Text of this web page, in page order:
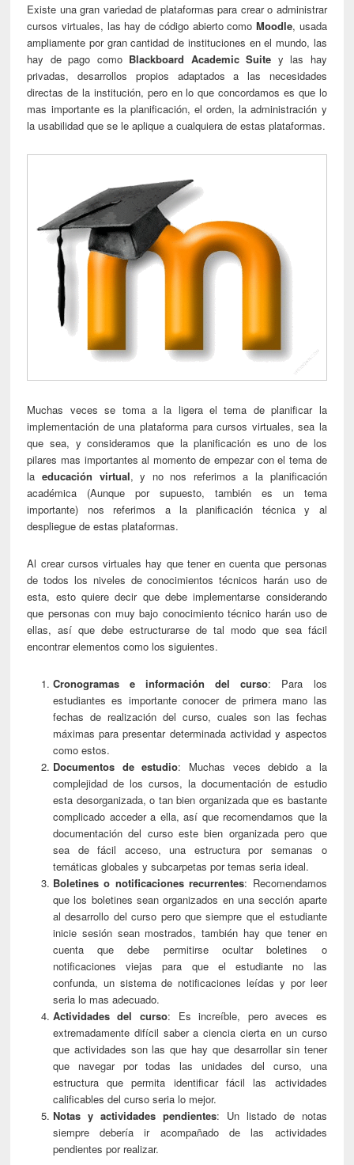
Existe una gran variedad de plataformas para crear o administrar
cursos virtuales, las hay de código abierto como Moodle, usada
ampliamente por gran cantidad de instituciones en el mundo, las
hay de pago como Blackboard Academic Suite y las hay
privadas, desarrollos propios adaptados a las necesidades
directas de la institución, pero en lo que concordamos es que lo
mas importante es la planificación, el orden, la administración y
la usabilidad que se le aplique a cualquiera de estas plataformas.
Muchas veces se toma a la ligera el tema de planificar la
implementación de una plataforma para cursos virtuales, sea la
que sea, y consideramos que la planificación es uno de los
pilares mas importantes al momento de empezar con el tema de
laeducación virtual, y no nos referimos a la planificación
académica (Aunque por supuesto, también es un tema
importante) nos referimos a la planificación técnica y al
despliegue de estas plataformas.
Al crear cursos virtuales hay que tener en cuenta que personas
de todos los niveles de conocimientos técnicos harán uso de
esta, esto quiere decir que debe implementarse considerando
que personas con muy bajo conocimiento técnico harán uso de
ellas, así que debe estructurarse de tal modo que sea fácil
encontrar elementos como los siguientes.
Cronogramas e información del curso: Para los
estudiantes es importante conocer de primera mano las
fechas de realización del curso, cuales son las fechas
máximas para presentar determinada actividad y aspectos
como estos.
Documentos de estudio: Muchas veces debido a la
complejidad de los cursos, la documentación de estudio
esta desorganizada, o tan bien organizada que es bastante
complicado acceder a ella, así que recomendamos que la
documentación del curso este bien organizada pero que
sea de fácil acceso, una estructura por semanas o
temáticas globales y subcarpetas por temas seria ideal.
Boletines o notificaciones recurrentes: Recomendamos
que los boletines sean organizados en una sección aparte
al desarrollo del curso pero que siempre que el estudiante
inicie sesión sean mostrados, también hay que tener en
cuenta que debe permitirse ocultar boletines o
notificaciones viejas para que el estudiante no las
confunda, un sistema de notificaciones leídas y por leer
seria lo mas adecuado.
Actividades del curso: Es increíble, pero aveces es
extremadamente difícil saber a ciencia cierta en un curso
que actividades son las que hay que desarrollar sin tener
que navegar por todas las unidades del curso, una
estructura que permita identificar fácil las actividades
calificables del curso seria lo mejor.
Notas y actividades pendientes: Un listado de notas
siempre debería ir acompañado de las actividades
pendientes por realizar.